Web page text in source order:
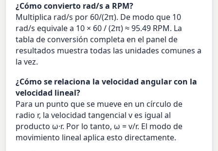
¿Cómo convierto rad/s a RPM?
Multiplica rad/s por 60/(2π). De modo que 10
rad/s equivale a 10 × 60 / (2π) ≈ 95.49 RPM. La
tabla de conversión completa en el panel de
resultados muestra todas las unidades comunes a
la vez.
¿Cómo se relaciona la velocidad angular con la
velocidad lineal?
Para un punto que se mueve en un círculo de
radio r, la velocidad tangencial v es igual al
producto ω·r. Por lo tanto, ω = v/r. El modo de
movimiento lineal aplica esto directamente.